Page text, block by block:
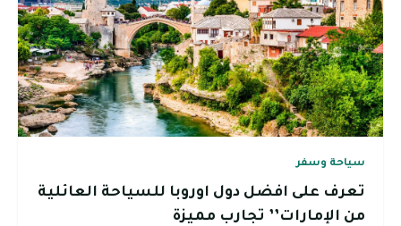
سياحة وسفر
تعرف على افضل دول اوروبا للسياحة العائلية
من الإمارات’’ تجارب مميزة